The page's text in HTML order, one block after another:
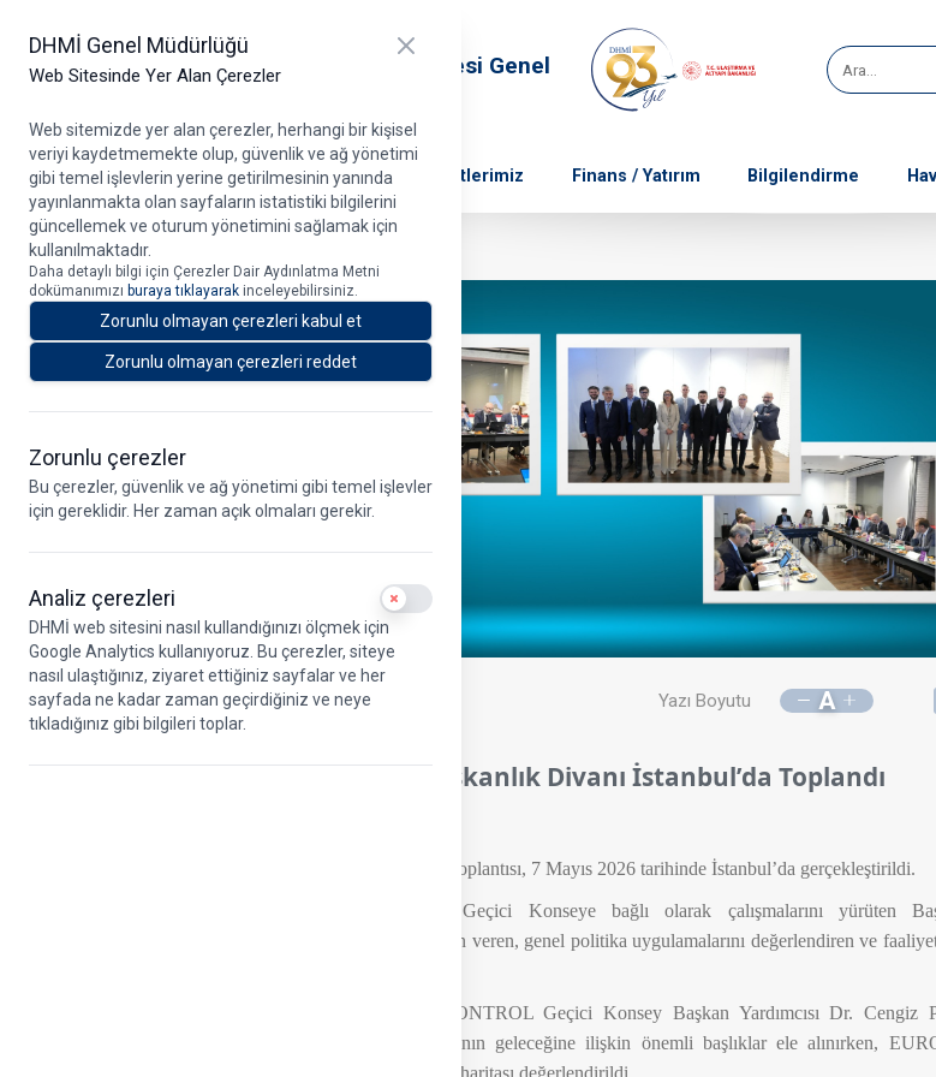
DHMİ Genel Müdürlüğü
Web Sitesinde Yer Alan Çerezler
Close panel
Web sitemizde yer alan çerezler, herhangi bir kişisel
veriyi kaydetmemekte olup, güvenlik ve ağ yönetimi
gibi temel işlevlerin yerine getirilmesinin yanında
yayınlanmakta olan sayfaların istatistiki bilgilerini
güncellemek ve oturum yönetimini sağlamak için
kullanılmaktadır.
Daha detaylı bilgi için Çerezler Dair Aydınlatma Metni
dokümanımızı buraya tıklayarak inceleyebilirsiniz.
Zorunlu olmayan çerezleri kabul et
Zorunlu olmayan çerezleri reddet
Zorunlu çerezler
Bu çerezler, güvenlik ve ağ yönetimi gibi temel işlevler
için gereklidir. Her zaman açık olmaları gerekir.
Analiz çerezleri Use setting
DHMİ web sitesini nasıl kullandığınızı ölçmek için
Google Analytics kullanıyoruz. Bu çerezler, siteye
nasıl ulaştığınız, ziyaret ettiğiniz sayfalar ve her
sayfada ne kadar zaman geçirdiğiniz ve neye
tıkladığınız gibi bilgileri toplar.
T.C. Ulaştırma ve Altyapı Bakanlığı
Devlet Hava Meydanları İşletmesi Genel
DHMİ Hakkında Projelerimiz Ana Faaliyetlerimiz Finans / Yatırım Bilgilendirme
7.05.2026 Yazı Boyutu A
EUROCONTROL Geçici Konseyi Başkanlık Divanı İstanbul’da Toplandı
EUROCONTROL Geçici Konseyi Başkanlık Divanı Toplantısı, 7 Mayıs 2026 tarihinde İstanbul’da gerçekleştirildi.
EUROCONTROL’ün en üst karar organı olan Geçici Konseye bağlı olarak çalışmalarını yürüten
EUROCONTROL’ün gelecek dönem çalışmalarına yön veren, genel politika uygulamalarını değerlendiren ve
Kuruluşumuz Genel Müdür Yardımcısı ve EUROCONTROL Geçici Konsey Başkan Yardımcısı Dr. Cengiz
sahipliğinde düzenlenen toplantıda, Avrupa havacılığının geleceğine ilişkin önemli başlıklar ele alınırken,
yürüttüğü çalışmalar ve önümüzdeki döneme ilişkin yol haritası değerlendirildi.